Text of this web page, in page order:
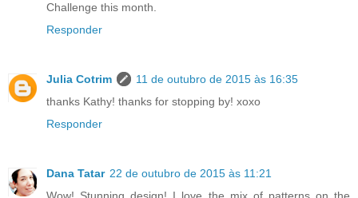
Challenge this month.
Responder
Julia Cotrim
11 de outubro de 2015 às 16:35
thanks Kathy! thanks for stopping by! xoxo
Responder
Dana Tatar 22 de outubro de 2015 às 11:21